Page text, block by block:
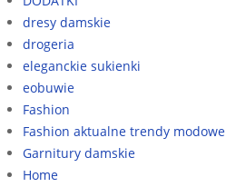
dresy damskie
drogeria
eleganckie sukienki
eobuwie
Fashion
Fashion aktualne trendy modowe
Garnitury damskie
Home